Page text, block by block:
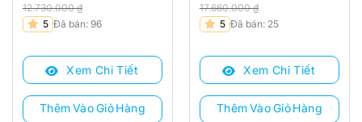
12.730.000₫
Giá
là:
12.730.000 ₫.
Giá
tại
11.520.000 ₫.
5 Đã bán: 96
Xem Chi Tiết
Thêm Vào Giỏ Hàng
17.660.000₫
Giá
là:
17.660.000 ₫.
Giá
tại
11.540.000 ₫.
5 Đã bán: 25
Xem Chi Tiết
Thêm Vào Giỏ Hàng